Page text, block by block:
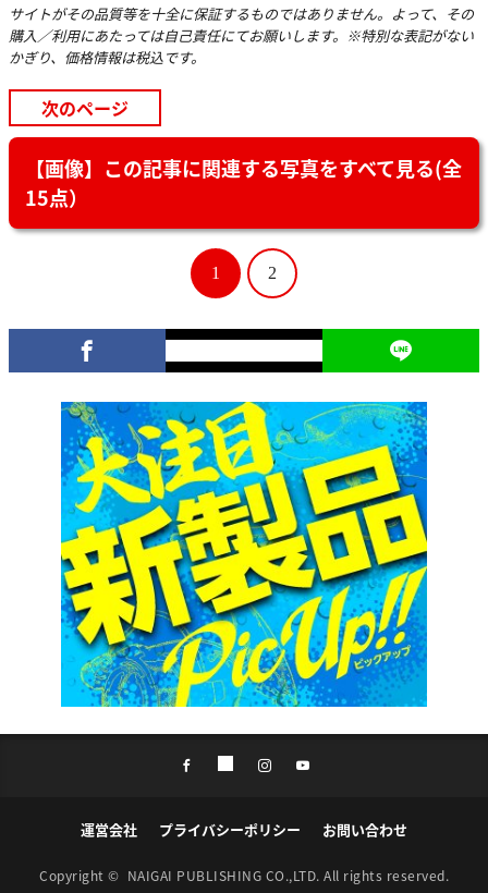
サイトがその品質等を十全に保証するものではありません。よって、その
購入／利用にあたっては自己責任にてお願いします。※特別な表記がない
かぎり、価格情報は税込です。
次のページ
【画像】この記事に関連する写真をすべて見る(全
15点）
1 2
運営会社 プライバシーポリシー お問い合わせ
Copyright © NAIGAI PUBLISHING CO.,LTD. All rights reserved.